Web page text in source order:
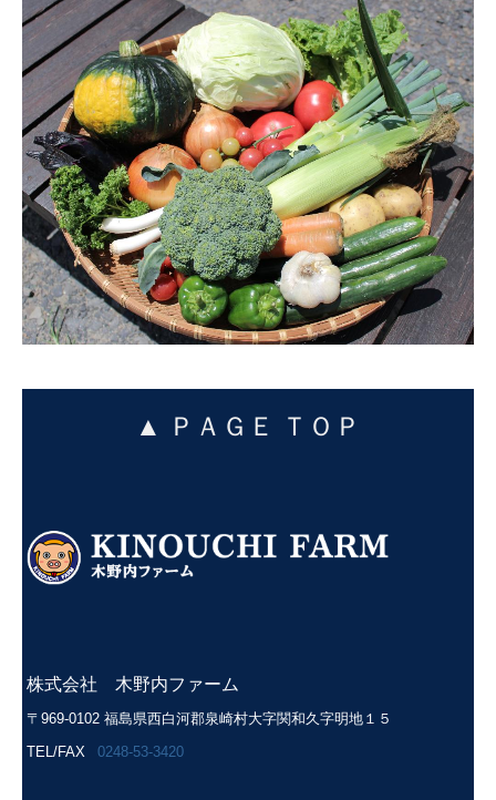
▲ ＰＡＧＥ ＴＯＰ
株式会社 木野内ファーム
〒969-0102 福島県西白河郡泉崎村大字関和久字明地１５
TEL/FAX
0248-53-3420